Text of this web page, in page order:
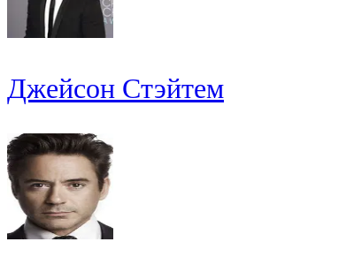
Джейсон Стэйтем